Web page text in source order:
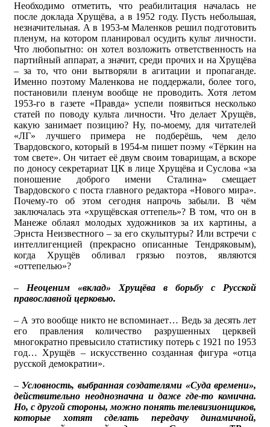
Необходимо отметить, что реабилитация началась не
после доклада Хрущёва, а в 1952 году. Пусть небольшая,
незначительная. А в 1953-м Маленков решил подготовить
пленум, на котором планировал осудить культ личности.
Что любопытно: он хотел возложить ответственность на
партийный аппарат, а значит, среди прочих и на Хрущёва
– за то, что они вытворяли в агитации и пропаганде.
Именно поэтому Маленкова не поддержали, более того,
постановили пленум вообще не проводить. Хотя летом
1953-го в газете «Правда» успели появиться несколько
статей по поводу культа личности. Что делает Хрущёв,
какую занимает позицию? Ну, по-моему, для читателей
«ЛГ» лучшего примера не подберёшь, чем дело
Твардовского, который в 1954-м пишет поэму «Тёркин на
том свете». Он читает её двум своим товарищам, а вскоре
по доносу секретариат ЦК в лице Хрущёва и Суслова «за
поношение доброго имени Сталина» смещает
Твардовского с поста главного редактора «Нового мира».
Почему-то об этом сегодня напрочь забыли. В чём
заключалась эта «хрущёвская оттепель»? В том, что он в
Манеже облаял молодых художников за их картины, а
Эрнста Неизвестного – за его скульптуры? Или встречи с
интеллигенцией (прекрасно описанные Тендряковым),
когда Хрущёв обливал грязью поэтов, являются
«оттепелью»?
– Неоценим «вклад» Хрущёва в борьбу с Русской
православной церковью.
– А это вообще никто не вспоминает… Ведь за десять лет
его правления количество разрушенных церквей
многократно превысило статистику потерь с 1921 по 1953
год… Хрущёв – искусственно созданная фигура «отца
русской демократии».
– Условность, выбранная создателями «Суда времени»,
действительно неоднозначна и даже где-то комична.
Но, с другой стороны, можно понять телевизионщиков,
которые хотят сделать передачу динамичной,